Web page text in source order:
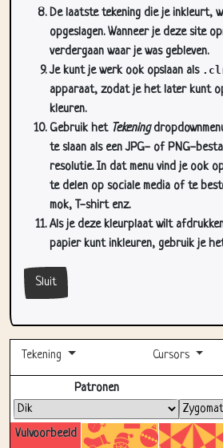
verdergaan waar je was gebleven.
Je kunt je werk ook opslaan als
apparaat, zodat je het later kunt
kleuren.
Gebruik hetTekening
te slaan als een JPG- of PNG-
resolutie. In dat menu vind je ook
te delen op sociale media of te
mok, T-shirt enz.
Als je deze kleurplaat wilt
papier kunt inkleuren, gebruik je het
Sluit
Vulvoorbeeld
Patronen